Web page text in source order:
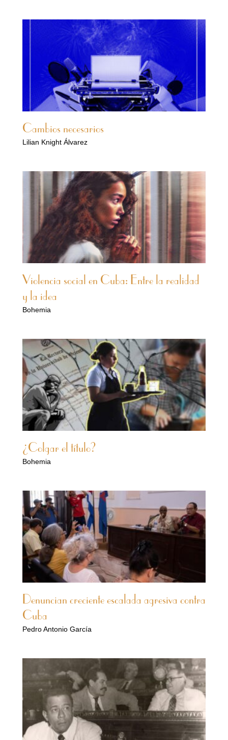
Cambios necesarios
Lilian Knight Álvarez
Violencia social en Cuba: Entre la realidad
y la idea
Bohemia
¿Colgar el título?
Bohemia
Denuncian creciente escalada agresiva contra
Cuba
Pedro Antonio García